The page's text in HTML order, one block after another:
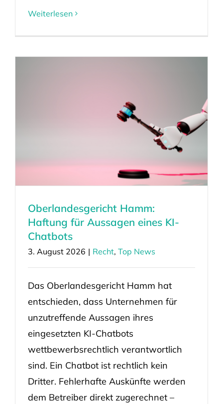
Weiterlesen
Oberlandesgericht Hamm:
Haftung für Aussagen eines KI-
Chatbots
3. August 2026 | Recht, Top News
Das Oberlandesgericht Hamm hat
entschieden, dass Unternehmen für
unzutreffende Aussagen ihres
eingesetzten KI-Chatbots
wettbewerbsrechtlich verantwortlich
sind. Ein Chatbot ist rechtlich kein
Dritter. Fehlerhafte Auskünfte werden
dem Betreiber direkt zugerechnet –